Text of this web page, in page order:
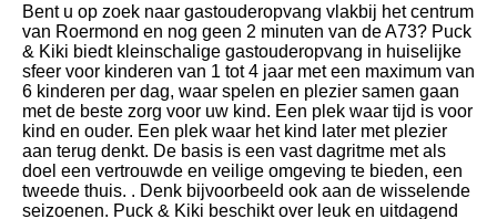
Bent u op zoek naar gastouderopvang vlakbij het centrum
van Roermond en nog geen 2 minuten van de A73? Puck
& Kiki biedt kleinschalige gastouderopvang in huiselijke
sfeer voor kinderen van 1 tot 4 jaar met een maximum van
6 kinderen per dag, waar spelen en plezier samen gaan
met de beste zorg voor uw kind. Een plek waar tijd is voor
kind en ouder. Een plek waar het kind later met plezier
aan terug denkt. De basis is een vast dagritme met als
doel een vertrouwde en veilige omgeving te bieden, een
tweede thuis. . Denk bijvoorbeeld ook aan de wisselende
seizoenen. Puck & Kiki beschikt over leuk en uitdagend